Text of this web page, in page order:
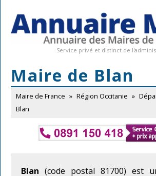
Service privé et distinct de
Maire de Blan
Maire de France » Région Occitanie »
Blan
Blan (code postal 81700) est